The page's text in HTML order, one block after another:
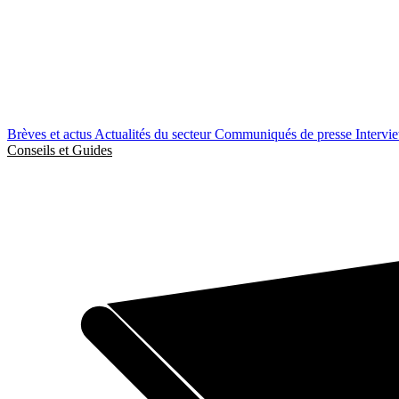
Brèves et actus Actualités du secteurCommuniqués de presse
Conseils et Guides